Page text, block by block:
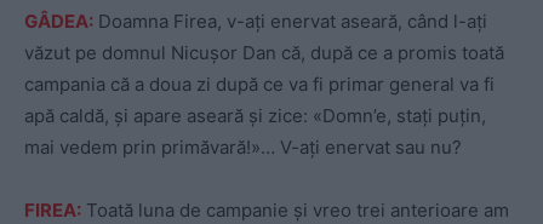
GÂDEA: Doamna Firea, v-ați enervat aseară, când l-ați
văzut pe domnul Nicușor Dan că, după ce a promis toată
campania că a doua zi după ce va fi primar general va fi
apă caldă, și apare aseară și zice: «Domn’e, stați puțin,
mai vedem prin primăvară!»… V-ați enervat sau nu?
FIREA: Toată luna de campanie și vreo trei anterioare am